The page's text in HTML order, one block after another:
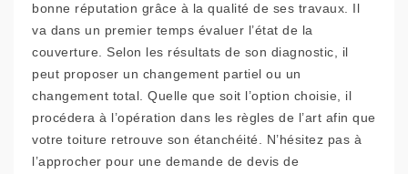
bonne réputation grâce à la qualité de ses travaux. Il
va dans un premier temps évaluer l’état de la
couverture. Selon les résultats de son diagnostic, il
peut proposer un changement partiel ou un
changement total. Quelle que soit l’option choisie, il
procédera à l’opération dans les règles de l’art afin que
votre toiture retrouve son étanchéité. N’hésitez pas à
l’approcher pour une demande de devis de